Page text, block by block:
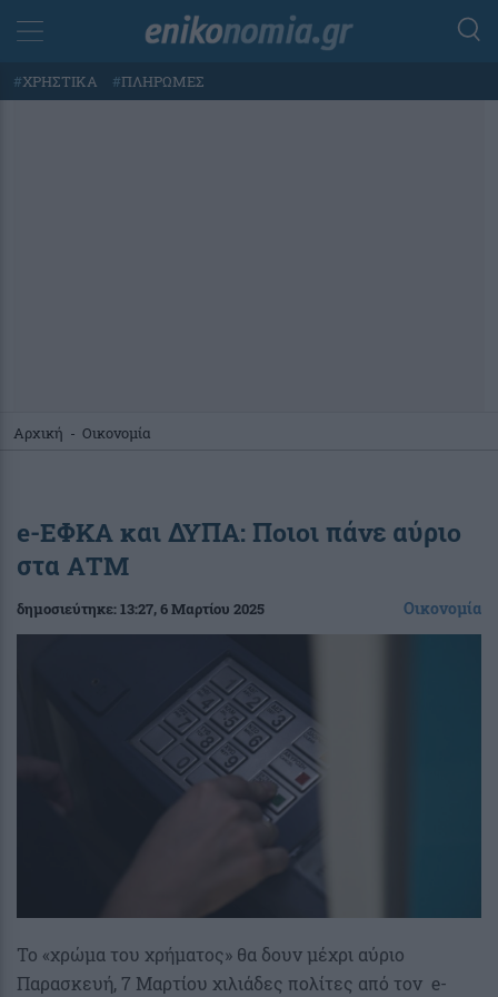
#ΧΡΗΣΤΙΚΑ #ΠΛΗΡΩΜΕΣ
Αρχική - Οικονομία
e-ΕΦΚΑ και ΔΥΠΑ: Ποιοι πάνε αύριο
στα ΑΤΜ
δημοσιεύτηκε:13:27, 6 Μαρτίου 2025 Οικονομία
Το «χρώμα του χρήματος» θα δουν μέχρι αύριο
Παρασκευή, 7 Μαρτίου χιλιάδες πολίτες από τον e-